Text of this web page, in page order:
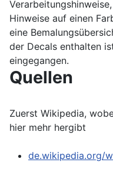
Hinweise auf einen
eine
der Decals enthalten
eingegangen.
Quellen
Zuerst Wikipedia,
hier mehr hergibt
de.wikipedia.org/